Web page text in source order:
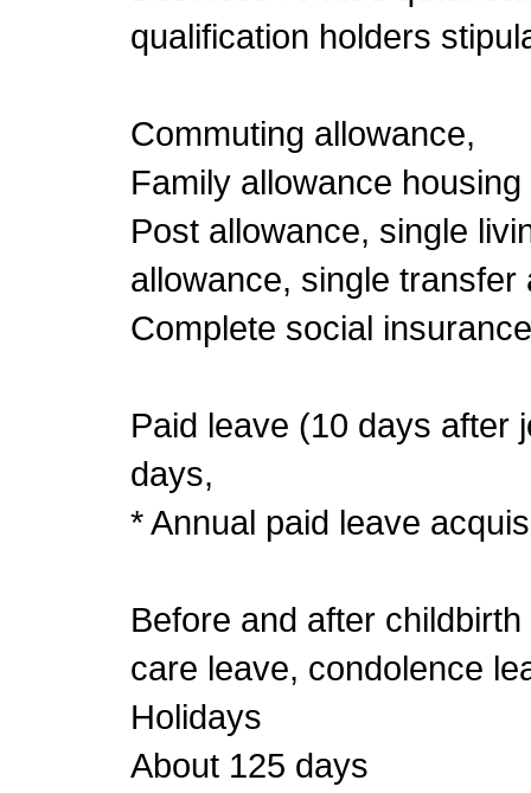
qualification holders
Commuting allowance,
Family allowance
Post allowance, single
allowance, single transfer
Complete social insurance
Paid leave (10 days after
days,
* Annual paid leave
Before and after
care leave, condolence
Holidays
About 125 days